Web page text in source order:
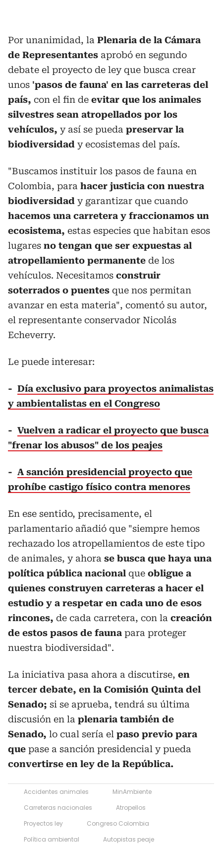
Por unanimidad, la Plenaria de la Cámara
de Representantes aprobó en segundo
debate el proyecto de ley que busca crear
unos 'pasos de fauna' en las carreteras del
país, con el fin de evitar que los animales
silvestres sean atropellados por los
vehículos, y así se pueda preservar la
biodiversidad y ecosistemas del país.
"Buscamos instituir los pasos de fauna en
Colombia, para hacer justicia con nuestra
biodiversidad y garantizar que cuando
hacemos una carretera y fraccionamos un
ecosistema, estas especies que habitan esos
lugares no tengan que ser expuestas al
atropellamiento permanente de los
vehículos. Necesitamos construir
soterrados o puentes que nos permitan
avanzar en esta materia", comentó su autor,
el representante conservador Nicolás
Echeverry.
Le puede interesar:
- Día exclusivo para proyectos animalistas
y ambientalistas en el Congreso
- Vuelven a radicar el proyecto que busca
"frenar los abusos" de los peajes
- A sanción presidencial proyecto que
prohíbe castigo físico contra menores
En ese sentido, precisamente, el
parlamentario añadió que "siempre hemos
rechazado los atropellamientos de este tipo
de animales, y ahora se busca que haya una
política pública nacional que obligue a
quienes construyen carreteras a hacer el
estudio y a respetar en cada uno de esos
rincones, de cada carretera, con la creación
de estos pasos de fauna para proteger
nuestra biodiversidad".
La iniciativa pasa ahora a discutirse, en
tercer debate, en la Comisión Quinta del
Senado; si se aprueba, tendrá su última
discusión en la plenaria también de
Senado, lo cual sería el paso previo para
que pase a sanción presidencial y pueda
convertirse en ley de la República.
Accidentes animales
MinAmbiente
Carreteras nacionales
Atropellos
Proyectos ley
Congreso Colombia
Política ambiental
Autopistas peaje